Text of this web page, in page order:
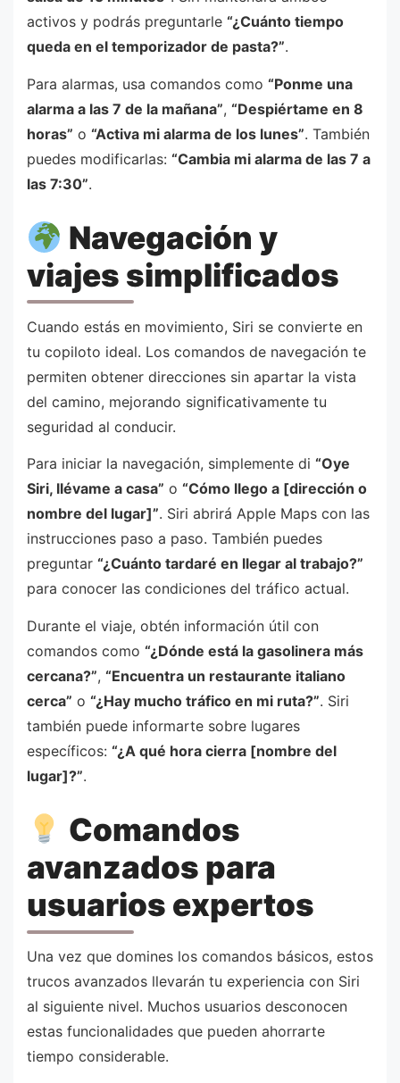
activos y podrás preguntarle “¿Cuánto tiempo
queda en el temporizador de pasta?”.
Para alarmas, usa comandos como “Ponme una
alarma a las 7 de la mañana”, “Despiértame en 8
horas” o “Activa mi alarma de los lunes”. También
puedes modificarlas: “Cambia mi alarma de las 7 a
las 7:30”.
Navegación y
viajes simplificados
Cuando estás en movimiento, Siri se convierte en
tu copiloto ideal. Los comandos de navegación te
permiten obtener direcciones sin apartar la vista
del camino, mejorando significativamente tu
seguridad al conducir.
Para iniciar la navegación, simplemente di “Oye
Siri, llévame a casa” o “Cómo llego a [dirección o
nombre del lugar]”. Siri abrirá Apple Maps con las
instrucciones paso a paso. También puedes
preguntar “¿Cuánto tardaré en llegar al trabajo?”
para conocer las condiciones del tráfico actual.
Durante el viaje, obtén información útil con
comandos como “¿Dónde está la gasolinera más
cercana?”, “Encuentra un restaurante italiano
cerca” o “¿Hay mucho tráfico en mi ruta?”. Siri
también puede informarte sobre lugares
específicos: “¿A qué hora cierra [nombre del
lugar]?”.
Comandos
avanzados para
usuarios expertos
Una vez que domines los comandos básicos, estos
trucos avanzados llevarán tu experiencia con Siri
al siguiente nivel. Muchos usuarios desconocen
estas funcionalidades que pueden ahorrarte
tiempo considerable.